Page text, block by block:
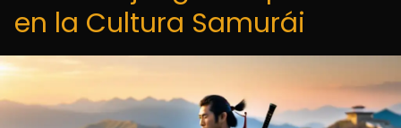
en la Cultura Samurái